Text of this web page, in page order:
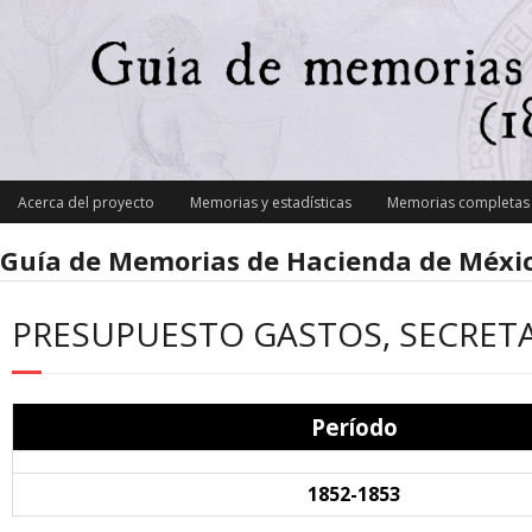
Acerca del proyecto Memorias y estadísticas Memorias
Guía de Memorias de Hacienda de
PRESUPUESTO GASTOS,
Período
1852-1853